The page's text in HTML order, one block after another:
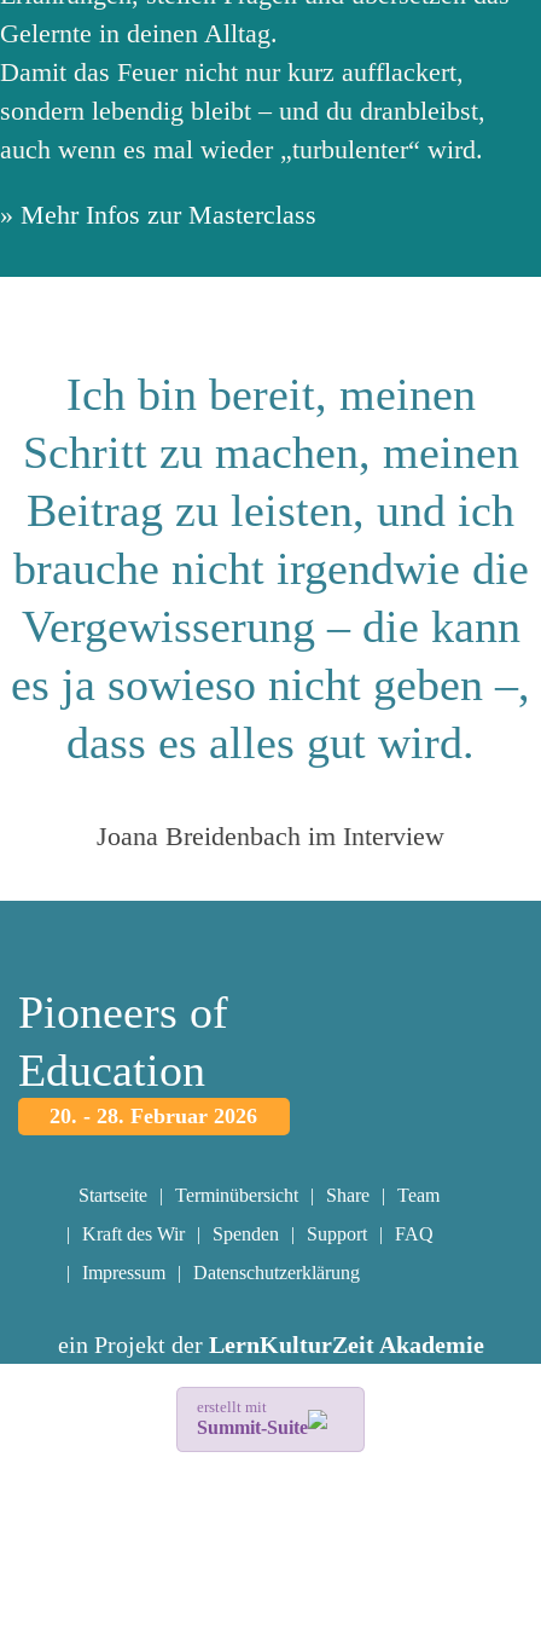
Vormittag die Grundlagen von
nervensystemgerechtem Lernen kennen und lass
Dich nachmittags begeistern, wie „Sprechen und
Zuhören“ an Schulen eingesetzt werden kann.
Beim Galaabend mit der Verleihung des Pioneers
of Education Award lassen wir diese neun Tage
Gemeinschaft etwas bewegt haben.
Wenn es Menschen in Deinem Leben gibt, die
diesen Tag noch miterleben sollten – teile den
Gipfel mit ihnen. Die Aussicht ist schöner, wenn
man sie teilt. Danke, dass Du dabei warst. Danke,
dass Du dabei bist.
Herzliche Grüße,
Gelernte in deinen Alltag.
Damit das Feuer nicht nur kurz aufflackert,
sondern lebendig bleibt – und du dranbleibst,
auch wenn es mal wieder „turbulenter“ wird.
» Mehr Infos zur Masterclass
Ich bin bereit, meinen
Schritt zu machen, meinen
Beitrag zu leisten, und ich
brauche nicht irgendwie die
Vergewisserung – die kann
es ja sowieso nicht geben –,
dass es alles gut wird.
Joana Breidenbach im Interview
Pioneers of
Education
20. - 28. Februar 2026
Startseite Terminübersicht Share
Team
Kraft des Wir
Spenden Support
FAQ
Impressum
Datenschutzerklärung
ein Projekt der LernKulturZeit Akademie
erstellt mit
Summit-Suite